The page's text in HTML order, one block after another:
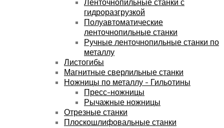
гидроразгрузкой
Полуавтоматические
ленточнопильные станки
Ручные ленточнопильные станки по
металлу
Листогибы
Магнитные сверлильные станки
Ножницы по металлу - Гильотины
Пресс-ножницы
Рычажные ножницы
Отрезные станки
Плоскошлифовальные станки